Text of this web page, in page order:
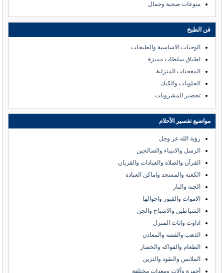
منوعات صحية وجمال
فن الطبخ
الوجبات الاساسية والطبخات
اطباق سلطات مميزة
المعجنات المنزلية
الحلويات والكيك
تحضير المشروبات
مواضيع تفسير الأحلام
رؤية الله عز وجل
الرسل والانبياء والصالحين
القرآن والصلاة والعبادات والقربان
الكعبة والمسجد واماكن العبادة
الجنة والنار
الاموات والقبور واحوالها
الشياطين والاشباح والجن
اداوت واثاث المنزل
الذهب والفضة والمعادن
الطعام والفواكه والخضار
الملابس والنقود والتزين
أجهزة وآلات ومعدات مختلفة